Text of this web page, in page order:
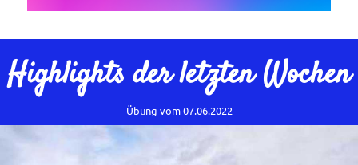
Highlights der letzten Wochen
Übung vom 07.06.2022